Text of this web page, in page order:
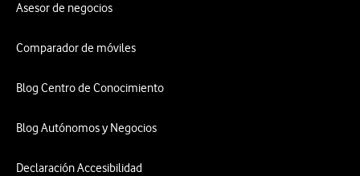
¡Novedad!
Asesor de negocios
Comparador de móviles
Blog Centro de Conocimiento
Blog Autónomos y Negocios
Declaración Accesibilidad